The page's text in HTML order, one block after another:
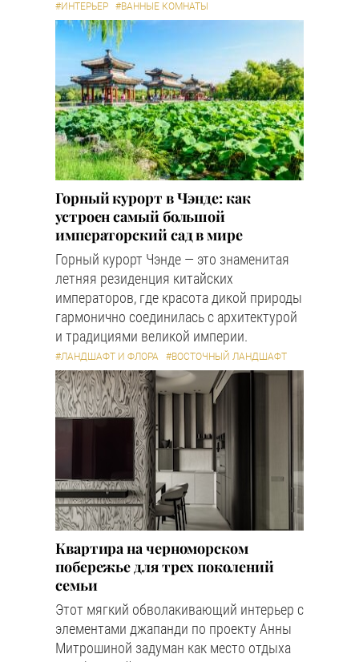
#ИНТЕРЬЕР #ВАННЫЕ КОМНАТЫ
Горный курорт в Чэнде: как
устроен самый большой
императорский сад в мире
Горный курорт Чэнде — это знаменитая
летняя резиденция китайских
императоров, где красота дикой природы
гармонично соединилась с архитектурой
и традициями великой империи.
#ЛАНДШАФТ И ФЛОРА #ВОСТОЧНЫЙ ЛАНДШАФТ
Квартира на черноморском
побережье для трех поколений
семьи
Этот мягкий обволакивающий интерьер с
элементами джапанди по проекту Анны
Митрошиной задуман как место отдыха